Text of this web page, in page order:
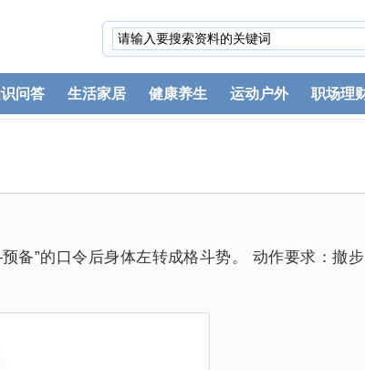
问答 生活家居 健康养生 运动户外 职场理
备”的口令后身体左转成格斗势。 动作要求：撤